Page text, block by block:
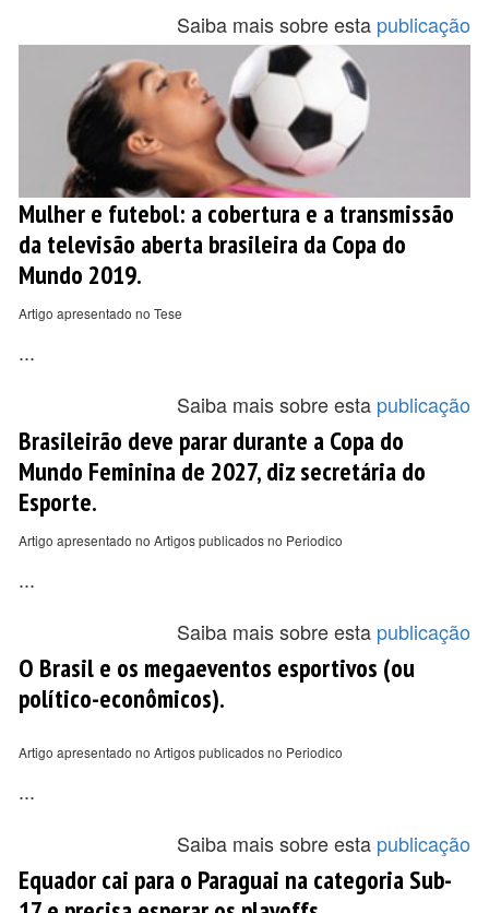
Saiba mais sobre esta publicação
Mulher e futebol: a cobertura e a transmissão
da televisão aberta brasileira da Copa do
Mundo 2019.
Artigo apresentado no Tese
...
Saiba mais sobre esta publicação
Brasileirão deve parar durante a Copa do
Mundo Feminina de 2027, diz secretária do
Esporte.
Artigo apresentado no Artigos publicados no Periodico
...
Saiba mais sobre esta publicação
O Brasil e os megaeventos esportivos (ou
político-econômicos).
Artigo apresentado no Artigos publicados no Periodico
...
Saiba mais sobre esta publicação
Equador cai para o Paraguai na categoria Sub-